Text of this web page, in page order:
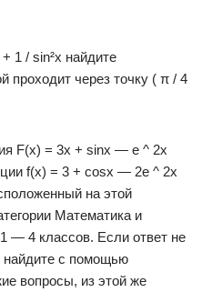
1 / sin²x найдите
проходит через точку ( π / 4
F(x) = 3x + sinx — e ^ 2x
f(x) = 3 + cosx — 2e ^ 2x
на этой
Математика и
— 4 классов. Если ответ не
найдите с помощью
вопросы, из этой же